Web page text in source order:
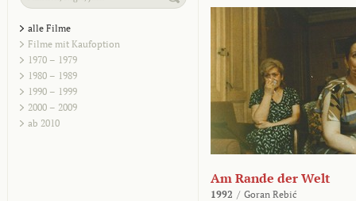
alle Filme
Filme mit Kaufoption
1970 – 1979
1980 – 1989
1990 – 1999
2000 – 2009
ab 2010
Am Rande der Welt
1992 / Goran Rebić